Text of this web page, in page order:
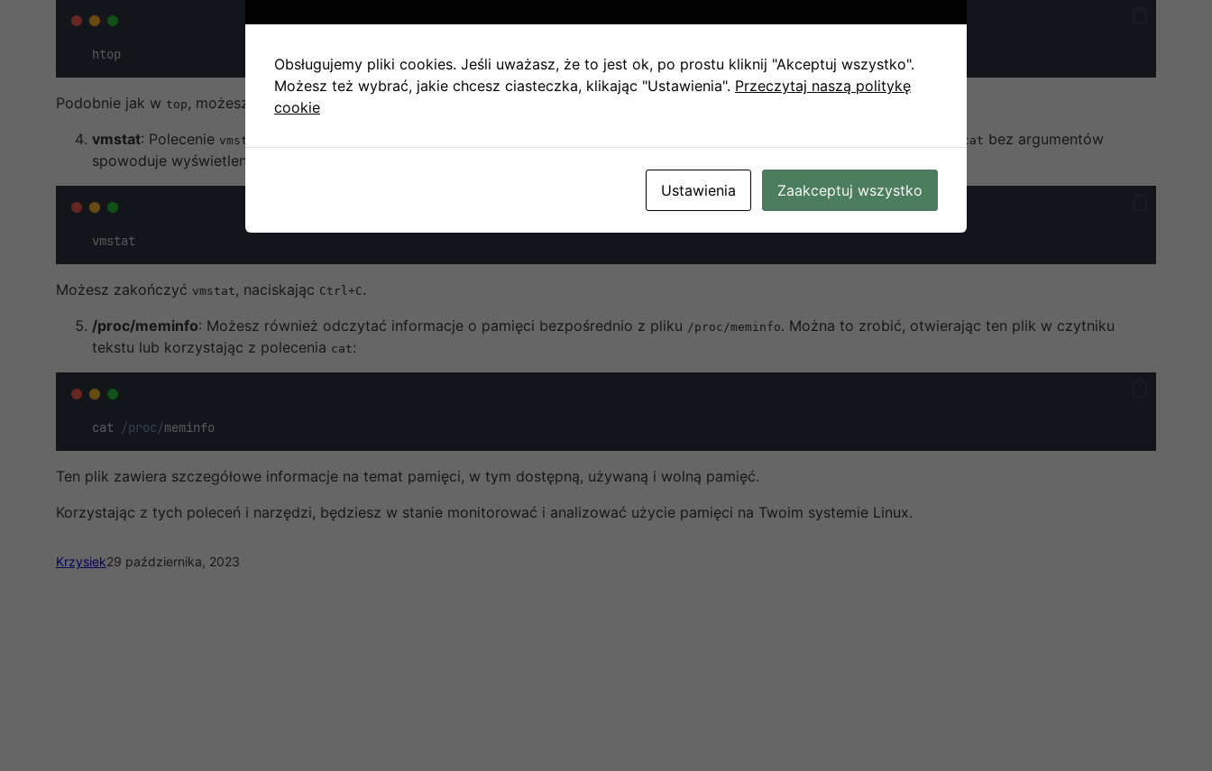
   htop
Podobnie jak w top , możesz wyjść, naciskając klawisz
vmstat: Polecenie vmstat vmstat bez argumentów
spowoduje wyświetlenie aktualnych statystyk co sekundę.
   vmstat
Możesz zakończyć vmstat , naciskając Ctrl+C.
/proc/meminfo: Możesz również odczytać informacje o pamięci bezpośrednio z pliku /proc/meminfo. Można to zrobić, otwierając ten plik w czytniku
tekstu lub korzystając z polecenia cat:
   cat
/proc/meminfo
Ten plik zawiera szczegółowe informacje na temat pamięci, w tym dostępną, używaną i wolną pamięć.
Korzystając z tych poleceń i narzędzi, będziesz w stanie monitorować i analizować użycie pamięci na Twoim systemie Linux.
Krzysiek29 października, 2023
Obsługujemy pliki cookies. Jeśli uważasz, że to jest ok, po prostu kliknij "Akceptuj wszystko".
Możesz też wybrać, jakie chcesz ciasteczka, klikając "Ustawienia". Przeczytaj naszą politykę
cookie
Ustawienia Zaakceptuj wszystko